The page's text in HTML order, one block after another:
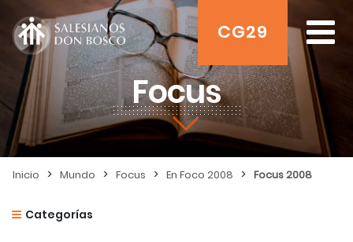
CG29
Focus
Inicio > Mundo > Focus > En Foco 2008 > Focus 2008
Categorías